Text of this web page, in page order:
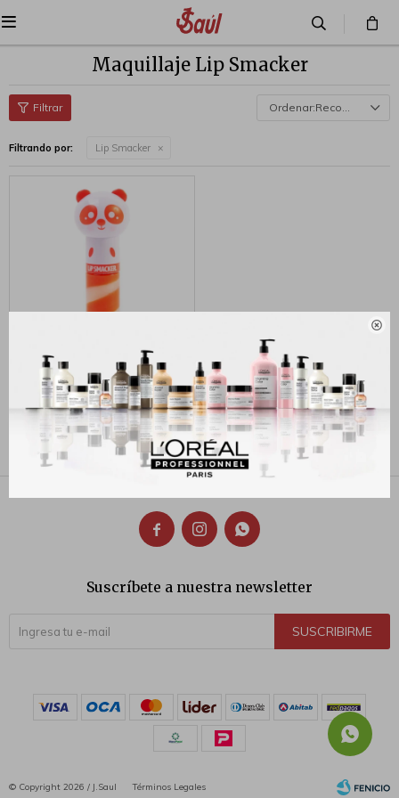


Maquillaje Lip Smacker
Recomendados
Filtrando por: Lip Smacker
Labial Lip Smacker Lippy
Pals Lip Gloss - Panda
175
  
Suscríbete a nuestra newsletter
SUSCRIBIRME
© Copyright 2026 / J.Saul Términos Legales